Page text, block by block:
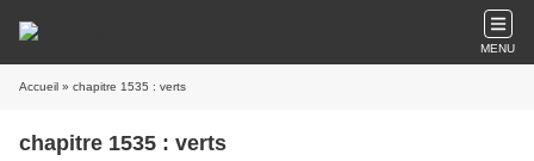
MENU
Accueil » chapitre 1535 : verts
chapitre 1535 : verts